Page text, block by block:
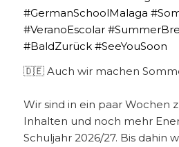
🇩🇪 Auch wir machen
Wir sind in ein paar Wochen
Inhalten und noch mehr
Schuljahr 2026/27. Bis dahin